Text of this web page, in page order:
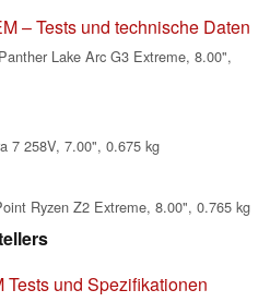
– Tests und technische Daten
Lake Arc G3 Extreme, 8.00",
7 258V, 7.00", 0.675 kg
Ryzen Z2 Extreme, 8.00", 0.765 kg
Tests und Spezifikationen